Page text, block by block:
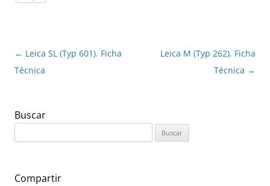
Navegación
de
← Leica SL (Typ 601). Ficha
Técnica
Leica M (Typ 262). Ficha
Técnica →
Buscar
Compartir